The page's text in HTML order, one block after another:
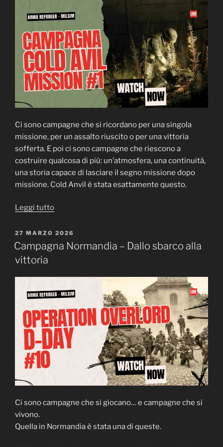
Ci sono campagne che si ricordano per una singola
missione, per un assalto riuscito o per una vittoria
sofferta. E poi ci sono campagne che riescono a
costruire qualcosa di più: un’atmosfera, una continuità,
una storia capace di lasciare il segno missione dopo
missione. Cold Anvil è stata esattamente questo.
Leggi tutto“Cold
la
nostra
Kolguyev”
PUBBLICATO
IL
27 MARZO 2026
Campagna Normandia – Dallo sbarco alla
vittoria
Ci sono campagne che si giocano… e campagne che si
vivono.
Quella in Normandia è stata una di queste.